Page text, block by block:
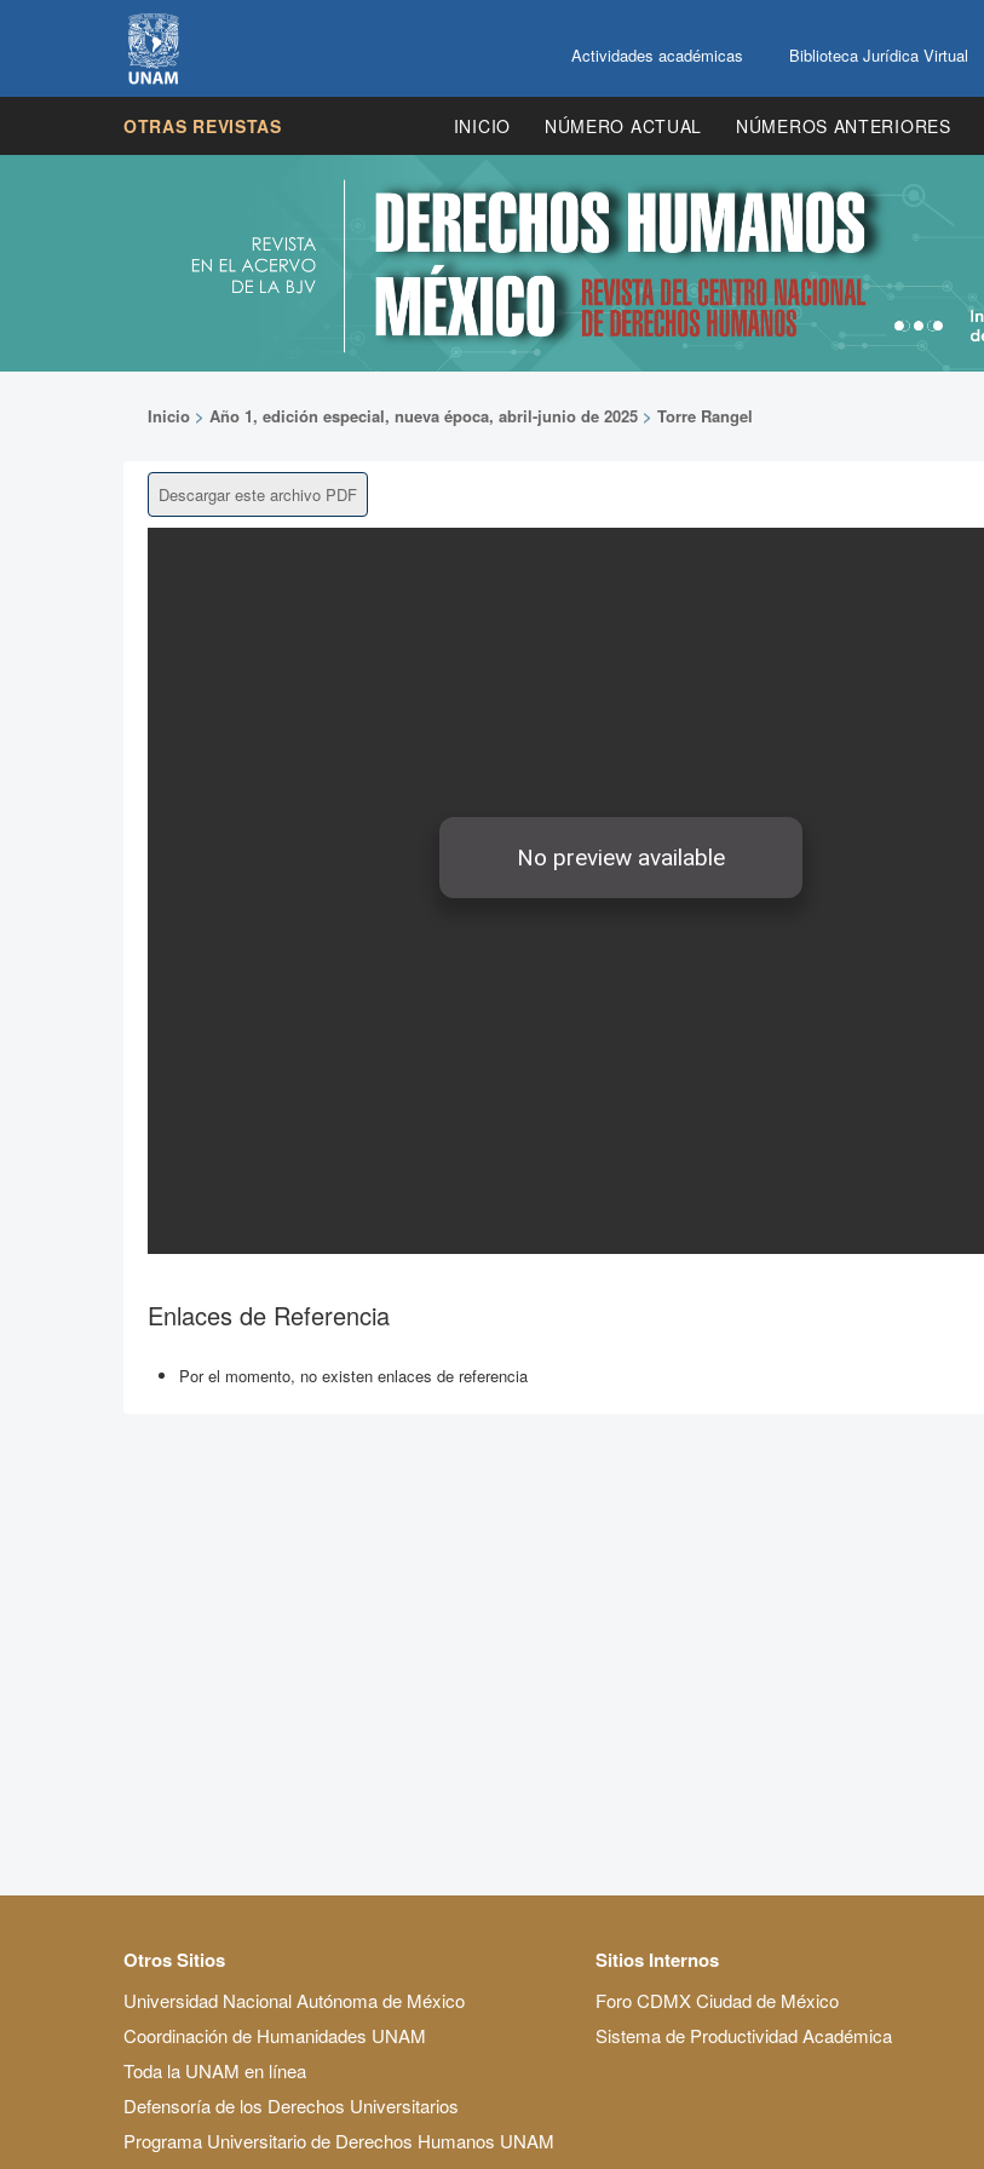
Actividades académicas Biblioteca Jurídica Virtual
OTRAS REVISTAS INICIO NÚMERO ACTUAL NÚMEROS ANTERIORES
Inicio > Año 1, edición especial, nueva época, abril-junio de 2025 > Torre Rangel
Descargar este archivo PDF
Enlaces de Referencia
Por el momento, no existen enlaces de referencia
Otros Sitios
Universidad Nacional Autónoma de México
Coordinación de Humanidades UNAM
Toda la UNAM en línea
Defensoría de los Derechos Universitarios
Programa Universitario de Derechos Humanos UNAM
Sitios Internos
Foro CDMX Ciudad de México
Sistema de Productividad Académica